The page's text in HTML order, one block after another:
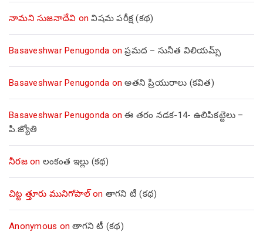
నామని సుజనాదేవి onవిషమ పరీక్ష (క‌థ‌)
Basaveshwar Penugonda onప్రమద – సునీత విలియమ్స్
Basaveshwar Penugonda onఅతని ప్రియురాలు (కవిత)
Basaveshwar Penugonda onఈ తరం నడక-14- ఉలిపికట్టెలు –
పి.జ్యోతి
నీరజon లంకంత ఇల్లు (కథ)
చిట్ట త్తూరు మునిగోపాల్on తాగని టీ (కథ)
Anonymous onతాగని టీ (కథ)